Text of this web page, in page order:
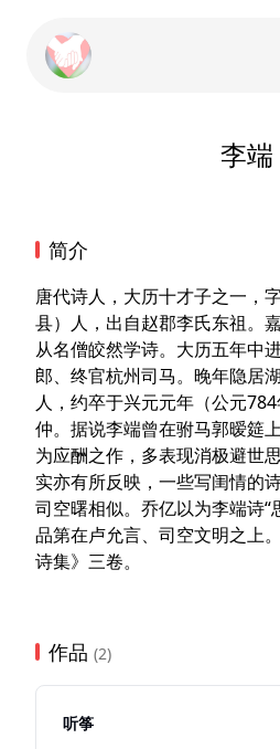
李端
简介
唐代诗人，大历十才子之一，
县）人，出自赵郡李氏东祖。
从名僧皎然学诗。大历五年中
郎、终官杭州司马。晚年隐居
人，约卒于兴元元年（公元
仲。据说李端曾在驸马郭暧筵
为应酬之作，多表现消极避世
实亦有所反映，一些写闺情的
司空曙相似。乔亿以为李端诗“
品第在卢允言、司空文明之上
诗集》三卷。
作品 (2)
听筝